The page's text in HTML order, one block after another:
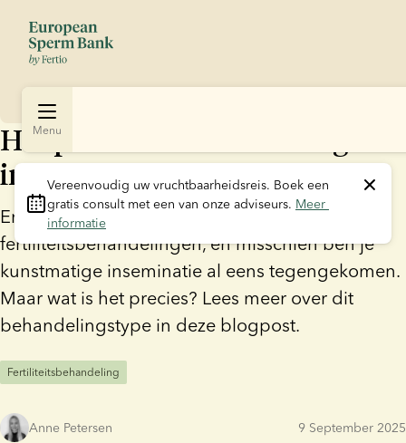
Menu
Vereenvoudig uw vruchtbaarheidsreis. Boek een
gratis consult met een van onze adviseurs. Meer
informatie
Het proces van kunstmatige
inseminatie
Er zijn verschillende soorten
fertiliteitsbehandelingen, en misschien ben je
kunstmatige inseminatie al eens tegengekomen.
Maar wat is het precies? Lees meer over dit
behandelingstype in deze blogpost.
Fertiliteitsbehandeling
Anne Petersen 9 September 2025